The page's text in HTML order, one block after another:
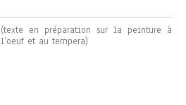
(texte en préparation sur la peinture à
l’oeuf et au tempera)